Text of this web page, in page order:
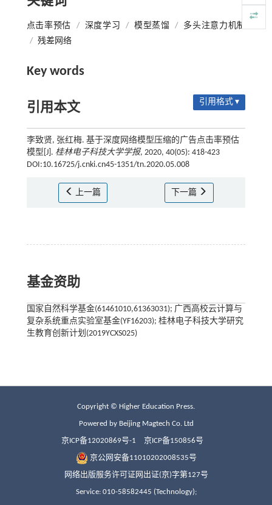
点击率预估 / 深度学习 / 模型蒸馏 /
多头注意力机制
/ 残差网络
Key words
引用本文 引用格式 ▾
李致贤, 张红梅. 基于深度网络模型压缩的广告点击率预估
模型[J]. 桂林电子科技大学学报, 2020, 40(05): 418-423
DOI:10.16725/j.cnki.cn45-1351/tn.2020.05.008
上一篇 下一篇
基金资助
国家自然科学基金(61461010,61363031); 广西高校云计算与
复杂系统重点实验室基金(YF16203); 桂林电子科技大学研究
生教育创新计划(2019YCXS025)
Copyright © Higher Education Press.
Powered by Beijing Magtech Co. Ltd
京ICP备12020869号-1 京ICP备150856号
京公网安备11010202008535号
网络出版服务许可证网出证(京)字第127号
Service: 010-58582445 (Technology);